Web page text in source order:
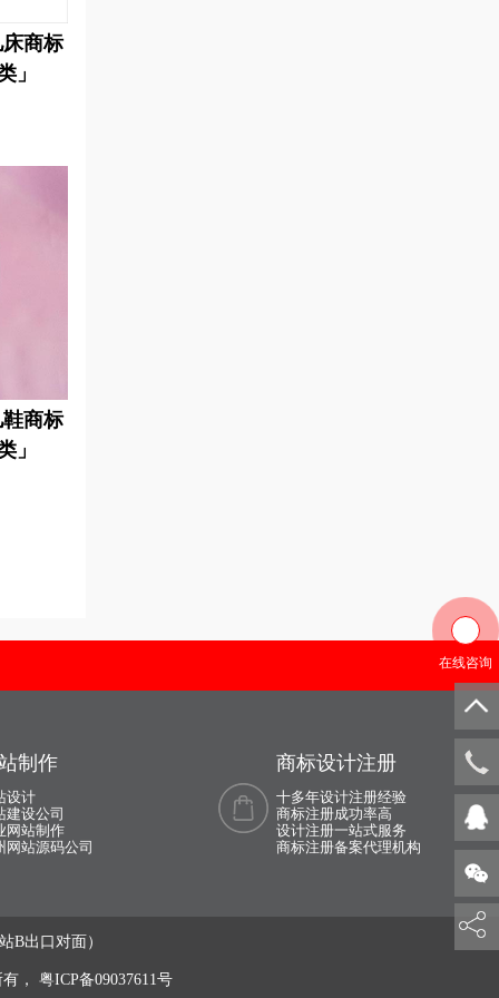
商标
」
商标
」
制作
设计
建设公司
网站制作
网站源码公司
商标设计注册
十多年设计注册经验
商标注册成功率高
设计注册一站式服务
商标注册备案代理机构
B出口对面）
， 粤ICP备09037611号
在线咨询
135